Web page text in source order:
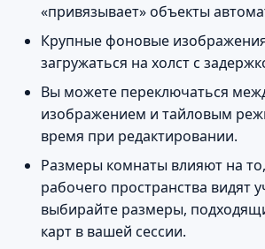
«привязывает» объекты
Крупные фоновые
загружаться на холст с
Вы можете переключаться
изображением и тайловым
время при редактировании.
Размеры комнаты влияют на
рабочего пространства видят
выбирайте размеры,
карт в вашей сессии.